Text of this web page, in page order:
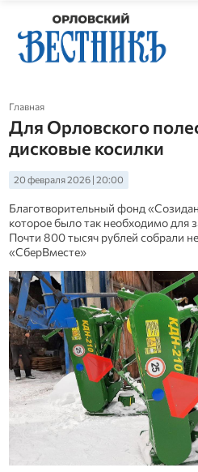
Главная
Для Орловского
дисковые косилки
20 февраля 2026 | 20:00
Благотворительный фонд
которое было так необходимо для
Почти 800 тысяч рублей собрали
«СберВместе»